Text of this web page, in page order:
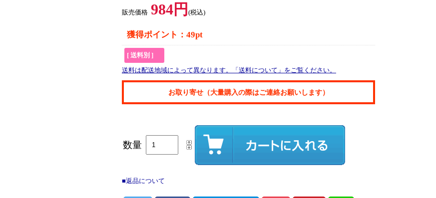
販売価格 984円(税込)
獲得ポイント：49pt
[ 送料別 ]
送料は配送地域によって異なります。「送料について」をご覧ください。
お取り寄せ（大量購入の際はご連絡お願いします）
数量
■返品について